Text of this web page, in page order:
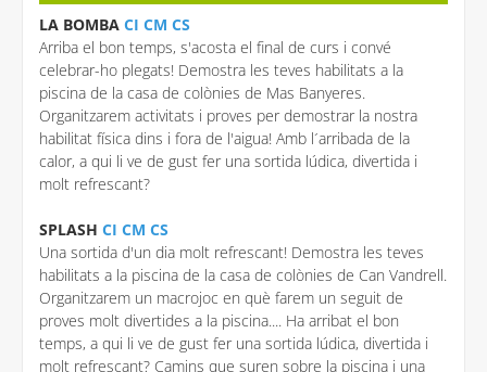
LA BOMBA CI CM CS
Arriba el bon temps, s'acosta el final de curs i convé
celebrar-ho plegats! Demostra les teves habilitats a la
piscina de la casa de colònies de Mas Banyeres.
Organitzarem activitats i proves per demostrar la nostra
habilitat física dins i fora de l'aigua! Amb l´arribada de la
calor, a qui li ve de gust fer una sortida lúdica, divertida i
molt refrescant?
SPLASH CI CM CS
Una sortida d'un dia molt refrescant! Demostra les teves
habilitats a la piscina de la casa de colònies de Can Vandrell.
Organitzarem un macrojoc en què farem un seguit de
proves molt divertides a la piscina.... Ha arribat el bon
temps, a qui li ve de gust fer una sortida lúdica, divertida i
molt refrescant? Camins que suren sobre la piscina i una